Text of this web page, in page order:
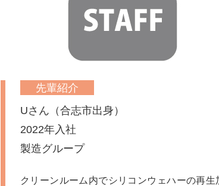
先輩紹介
Uさん（合志市出身）
2022年入社
製造グループ
クリーンルーム内でシリコンウェハーの再生